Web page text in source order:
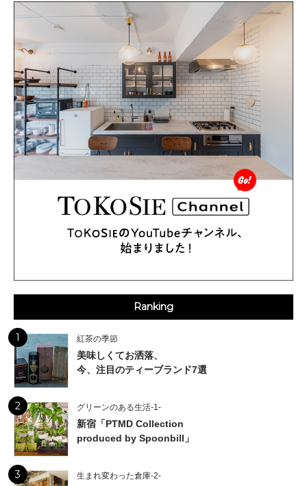
Ranking
1 紅茶の季節
美味しくてお洒落、
今、注目のティーブランド7選
2 グリーンのある生活-1-
新宿「PTMD Collection
produced by Spoonbill」
3 生まれ変わった倉庫-2-